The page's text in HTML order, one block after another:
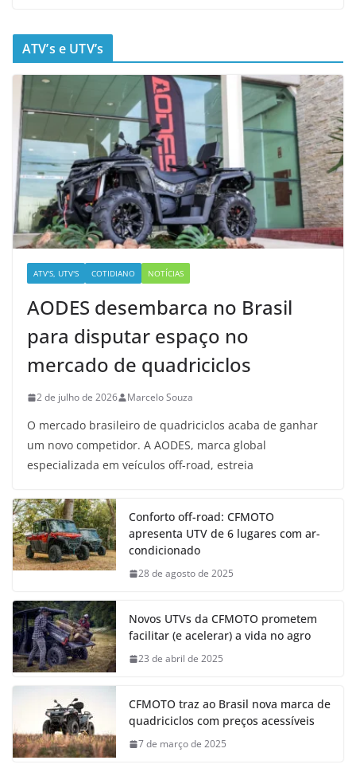
ATV’s e UTV’s
ATV'S, UTV'S COTIDIANO NOTÍCIAS
AODES desembarca no Brasil
para disputar espaço no
mercado de quadriciclos
2 de julho de 2026 Marcelo Souza
O mercado brasileiro de quadriciclos acaba de ganhar
um novo competidor. A AODES, marca global
especializada em veículos off-road, estreia
Conforto off-road: CFMOTO
apresenta UTV de 6 lugares com ar-
condicionado
28 de agosto de 2025
Novos UTVs da CFMOTO prometem
facilitar (e acelerar) a vida no agro
23 de abril de 2025
CFMOTO traz ao Brasil nova marca de
quadriciclos com preços acessíveis
7 de março de 2025